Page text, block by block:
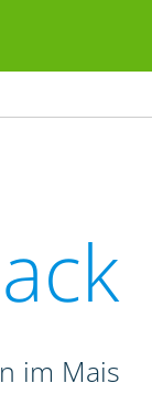
im Mais